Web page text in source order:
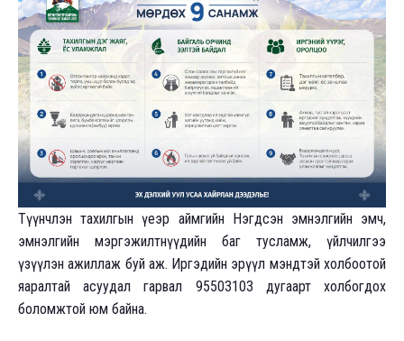
Түүнчлэн тахилгын үеэр аймгийн Нэгдсэн эмнэлгийн эмч,
эмнэлгийн мэргэжилтнүүдийн баг тусламж, үйлчилгээ
үзүүлэн ажиллаж буй аж. Иргэдийн эрүүл мэндтэй холбоотой
яаралтай асуудал гарвал 95503103 дугаарт холбогдох
боломжтой юм байна.